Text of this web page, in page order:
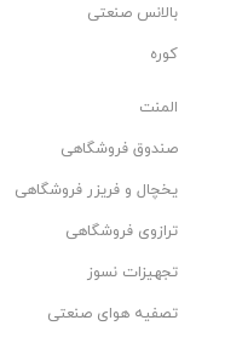
بالانس صنعتی
کوره
المنت
صندوق فروشگاهی
یخچال و فریزر فروشگاهی
ترازوی فروشگاهی
تجهیزات نسوز
تصفیه هوای صنعتی